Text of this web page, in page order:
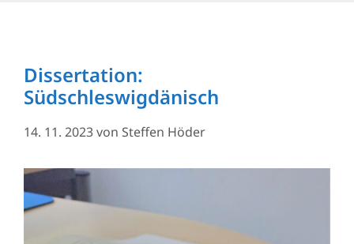
Dissertation:
Südschleswigdänisch
14. 11. 2023von Steffen Höder